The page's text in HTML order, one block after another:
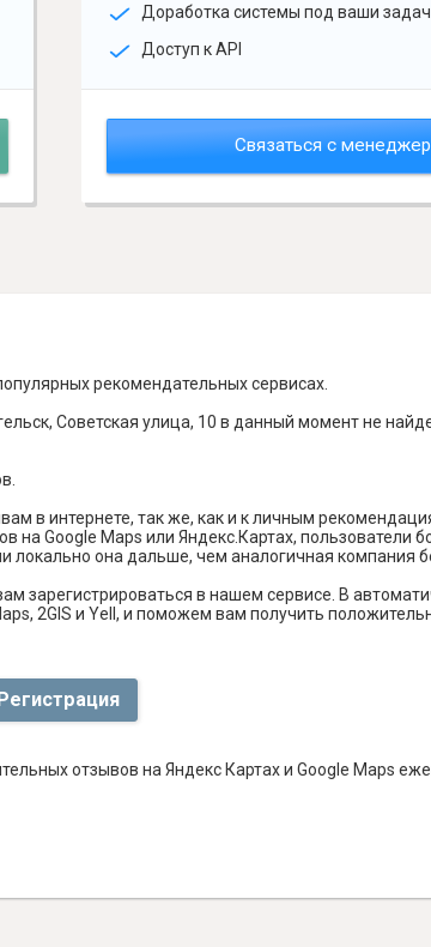
Доработка системы под ваши
Доступ к API
Связаться с
рекомендательных сервисах.
Советская улица, 10 в данный момент не
в интернете, так же, как и к личным
Google Maps или Яндекс.Картах, пользователи
локально она дальше, чем аналогичная компания
зарегистрироваться в нашем сервисе. В
2GIS и Yell, и поможем вам получить
отзывов на Яндекс Картах и Google Maps